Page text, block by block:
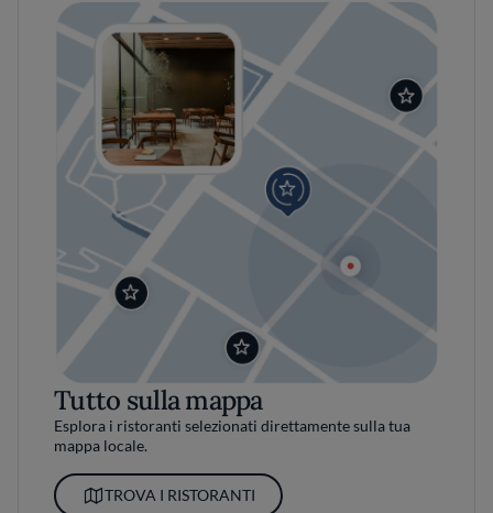
Tutto sulla mappa
Esplora i ristoranti selezionati direttamente sulla tua
mappa locale.
TROVA I RISTORANTI